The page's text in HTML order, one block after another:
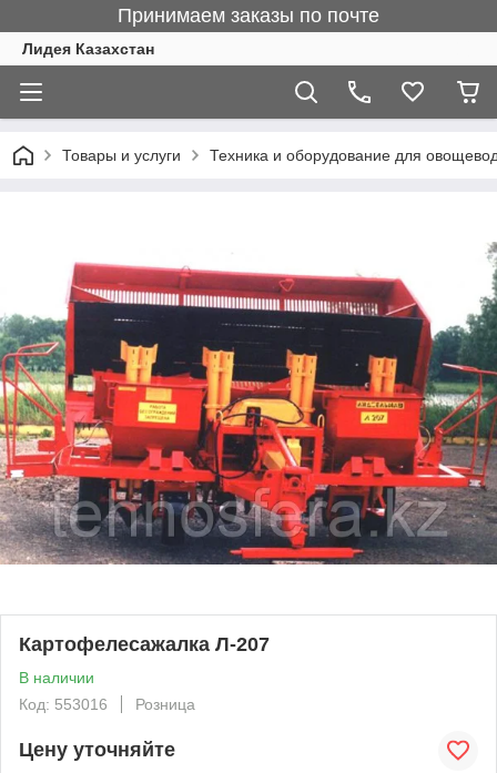
Принимаем заказы по почте
Лидея Казахстан
Товары и услуги Техника и оборудование для
Картофелесажалка Л-207
В наличии
Код: 553016
Розница
Цену уточняйте